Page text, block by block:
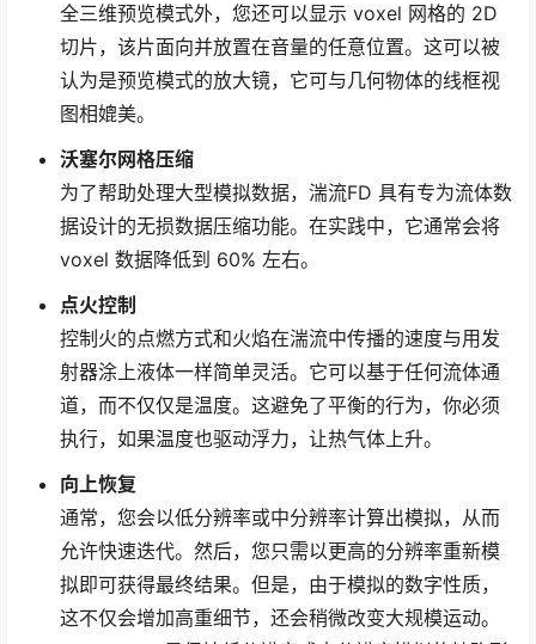
全三维预览模式外，您还可以显示 voxel 网格的 2D
切片，该片面向并放置在音量的任意位置。这可以被
认为是预览模式的放大镜，它可与几何物体的线框视
图相媲美。
沃塞尔网格压缩
为了帮助处理大型模拟数据，湍流FD 具有专为流体数
据设计的无损数据压缩功能。在实践中，它通常会将
voxel 数据降低到 60% 左右。
点火控制
控制火的点燃方式和火焰在湍流中传播的速度与用发
射器涂上液体一样简单灵活。它可以基于任何流体通
道，而不仅仅是温度。这避免了平衡的行为，你必须
执行，如果温度也驱动浮力，让热气体上升。
向上恢复
通常，您会以低分辨率或中分辨率计算出模拟，从而
允许快速迭代。然后，您只需以更高的分辨率重新模
拟即可获得最终结果。但是，由于模拟的数字性质，
这不仅会增加高重细节，还会稍微改变大规模运动。